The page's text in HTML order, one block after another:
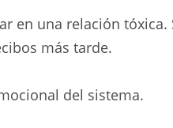
en una relación tóxica.
más tarde.
del sistema.